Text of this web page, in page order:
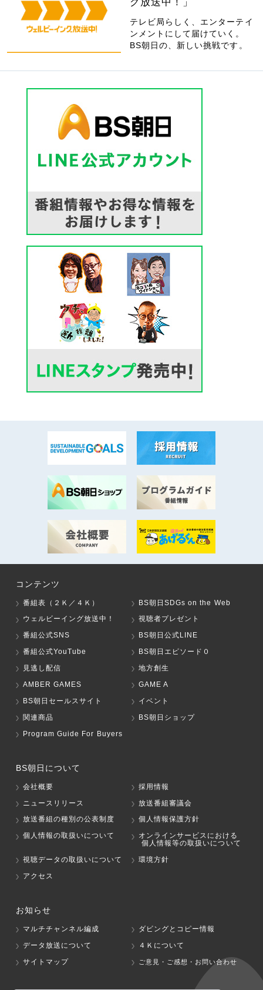
テレビ局らしく、エンターテイ
ンメントにして届けていく。
BS朝日の、新しい挑戦です。
コンテンツ
番組表（２Ｋ／４Ｋ）
BS朝日SDGs on the Web
ウェルビーイング放送中！
視聴者プレゼント
番組公式SNS
BS朝日公式LINE
番組公式YouTube
BS朝日エピソード０
見逃し配信
地方創生
AMBER GAMES
GAME A
BS朝日セールスサイト
イベント
関連商品
BS朝日ショップ
Program Guide For Buyers
BS朝日について
会社概要
採用情報
ニュースリリース
放送番組審議会
放送番組の種別の公表制度
個人情報保護方針
個人情報の取扱いについて
オンラインサービスにおける
個人情報等の取扱いについて
視聴データの取扱いについて
環境方針
アクセス
お知らせ
マルチチャンネル編成
ダビングとコピー情報
データ放送について
４Ｋについて
サイトマップ
ご意見・ご感想・お問い合わせ